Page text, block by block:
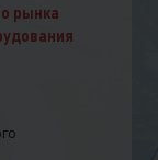
рынка